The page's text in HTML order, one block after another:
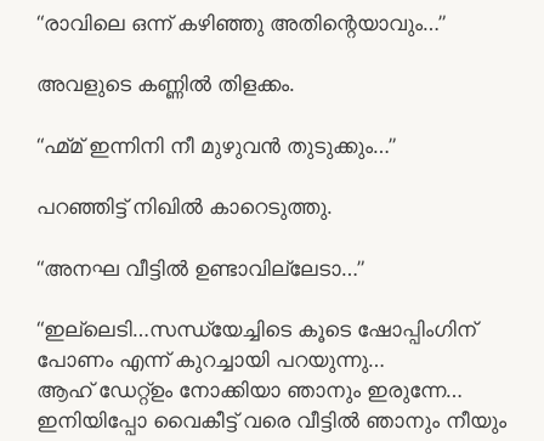
“രാവിലെ ഒന്ന് കഴിഞ്ഞു അതിന്റെയാവും…”
അവളുടെ കണ്ണിൽ തിളക്കം.
“ഹ്മ്മ് ഇന്നിനി നീ മുഴുവൻ തുടുക്കും…”
പറഞ്ഞിട്ട് നിഖിൽ കാറെടുത്തു.
“അനഘ വീട്ടിൽ ഉണ്ടാവില്ലേടാ…”
“ഇല്ലെടി…സന്ധ്യേച്ചിടെ കൂടെ ഷോപ്പിംഗിന്
പോണം എന്ന് കുറച്ചായി പറയുന്നു…
ആഹ് ഡേറ്റ്ഉം നോക്കിയാ ഞാനും ഇരുന്നേ…
ഇനിയിപ്പോ വൈകീട്ട് വരെ വീട്ടിൽ ഞാനും നീയും